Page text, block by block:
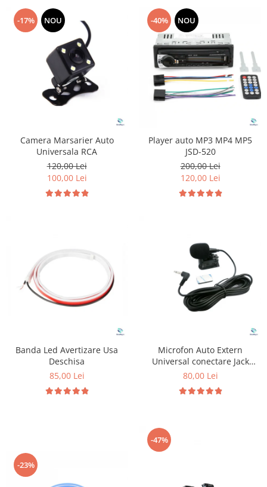
-17% NOU
Camera Marsarier Auto
Universala RCA
120,00 Lei
100,00 Lei
-40% NOU
Player auto MP3 MP4 MP5
JSD-520
200,00 Lei
120,00 Lei
Banda Led Avertizare Usa
Deschisa
85,00 Lei
Microfon Auto Extern
Universal conectare Jack
3.5mm
80,00 Lei
-23%
-47%